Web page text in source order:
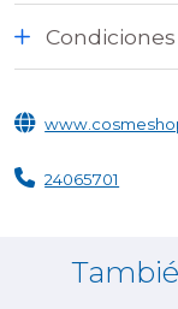
Condiciones
24065701